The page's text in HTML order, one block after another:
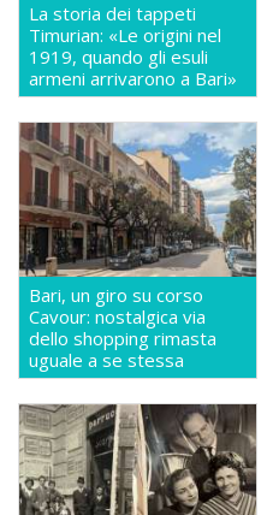
La storia dei tappeti
Timurian: «Le origini nel
1919, quando gli esuli
armeni arrivarono a Bari»
Bari, un giro su corso
Cavour: nostalgica via
dello shopping rimasta
uguale a se stessa